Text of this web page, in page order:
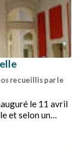
recueillis par le
le 11 avril
et selon un
du Salut.